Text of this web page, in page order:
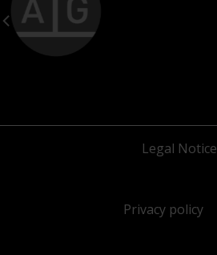
Legal Notice
Privacy policy